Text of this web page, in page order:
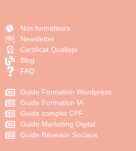
Nos formateurs
Newsletter
Certificat Qualiopi
Blog
FAQ
Guide Formation Wordpress
Guide Formation IA
Guide complet CPF
Guide Marketing Digital
Guide Réseaux Sociaux